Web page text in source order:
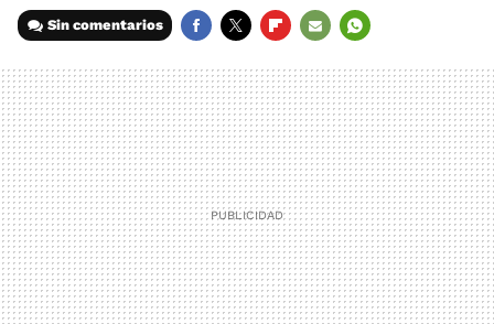
Sin comentarios
MAIL